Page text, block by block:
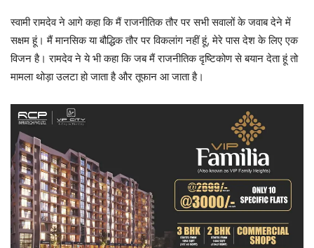
स्वामी रामदेव ने आगे कहा कि मैं राजनीतिक तौर पर सभी सवालों के जवाब देने में
सक्षम हूं। मैं मानसिक या बौद्धिक तौर पर विकलांग नहीं हूं, मेरे पास देश के लिए एक
विजन है। रामदेव ने ये भी कहा कि जब मैं राजनीतिक दृष्टिकोण से बयान देता हूं तो
मामला थोड़ा उलटा हो जाता है और तूफान आ जाता है।